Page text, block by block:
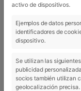
ARCHIVO
23 Dic 2019
activo de dispositivos.
Ejemplos de datos
identificadores de
dispositivo.
Se utilizan las
publicidad
socios también utilizan
geolocalización precisa.